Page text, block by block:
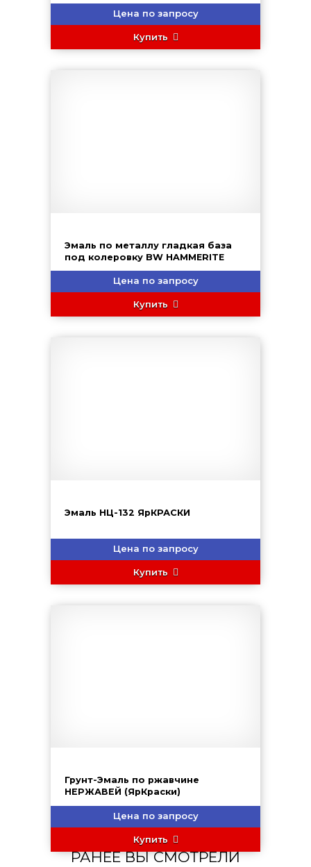
Цена по запросу
Купить
Эмаль по металлу гладкая база
под колеровку BW HAMMERITE
Цена по запросу
Купить
Эмаль НЦ-132 ЯрКРАСКИ
Цена по запросу
Купить
Грунт-Эмаль по ржавчине
НЕРЖАВЕЙ (ЯрКраски)
Цена по запросу
Купить
РАНЕЕ ВЫ СМОТРЕЛИ